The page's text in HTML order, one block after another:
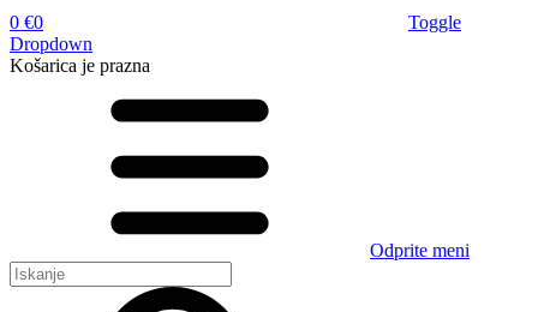
0 €0
Toggle
Dropdown
Košarica je prazna
Odprite meni